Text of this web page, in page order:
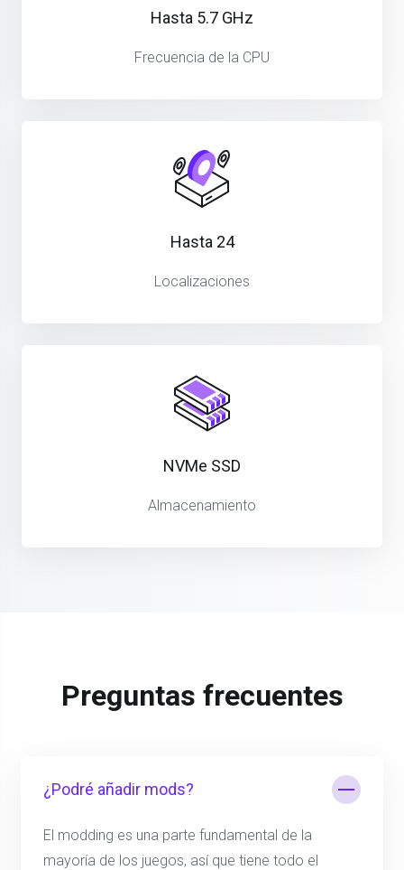
Hasta 5.7 GHz
Frecuencia de la CPU
Hasta 24
Localizaciones
NVMe SSD
Almacenamiento
Preguntas frecuentes
¿Podré añadir mods?
El modding es una parte fundamental de la
mayoría de los juegos, así que tiene todo el